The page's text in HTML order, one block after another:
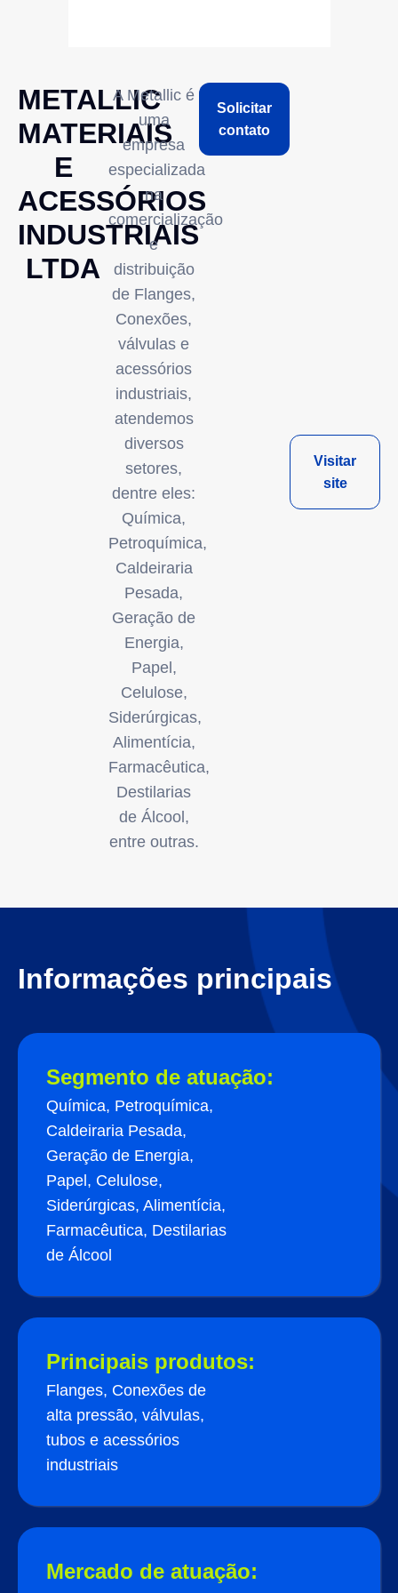
METALLIC
MATERIAIS
E
ACESSÓRIOS
INDUSTRIAIS
LTDA
A Metallic é
uma
empresa
especializada
na
comercialização
e
distribuição
de Flanges,
Conexões,
válvulas e
acessórios
industriais,
atendemos
diversos
setores,
dentre eles:
Química,
Petroquímica,
Caldeiraria
Pesada,
Geração de
Energia,
Papel,
Celulose,
Siderúrgicas,
Alimentícia,
Farmacêutica,
Destilarias
de Álcool,
entre outras.
Solicitar
contato
Visitar
site
Informações principais
Segmento de atuação:
Química, Petroquímica,
Caldeiraria Pesada,
Geração de Energia,
Papel, Celulose,
Siderúrgicas, Alimentícia,
Farmacêutica, Destilarias
de Álcool
Principais produtos:
Flanges, Conexões de
alta pressão, válvulas,
tubos e acessórios
industriais
Mercado de atuação: